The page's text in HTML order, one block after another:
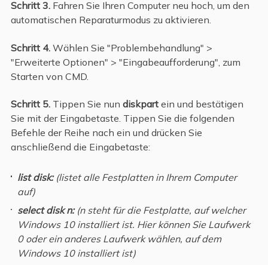
Schritt 3. Fahren Sie Ihren Computer neu hoch, um den
automatischen Reparaturmodus zu aktivieren.
Schritt 4. Wählen Sie "Problembehandlung" >
"Erweiterte Optionen" > "Eingabeaufforderung", zum
Starten von CMD.
Schritt 5. Tippen Sie nun diskpart ein und bestätigen
Sie mit der Eingabetaste. Tippen Sie die folgenden
Befehle der Reihe nach ein und drücken Sie
anschließend die Eingabetaste:
list disk: (listet alle Festplatten in Ihrem Computer
auf)
select disk n: (n steht für die Festplatte, auf welcher
Windows 10 installiert ist. Hier können Sie Laufwerk
0 oder ein anderes Laufwerk wählen, auf dem
Windows 10 installiert ist)